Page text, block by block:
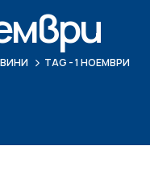
TAG -1 НОЕМВРИ